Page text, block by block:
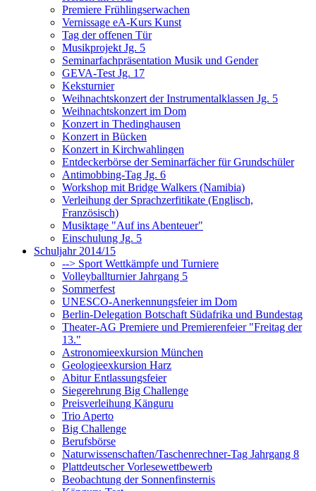
Premiere Frühlingserwachen
Vernissage eA-Kurs Kunst
Tag der offenen Tür
Musikprojekt Jg. 5
Seminarfachpräsentation Musik und Gender
GEVA-Test Jg. 17
Keksturnier
Weihnachtskonzert der Instrumentalklassen Jg. 5
Weihnachtskonzert im Dom
Konzert in Thedinghausen
Konzert in Bücken
Konzert in Kirchwahlingen
Entdeckerbörse der Seminarfächer für Grundschüler
Antimobbing-Tag Jg. 6
Workshop mit Bridge Walkers (Namibia)
Verleihung der Sprachzerfitikate (Englisch,
Französisch)
Musiktage "Auf ins Abenteuer"
Einschulung Jg. 5
Schuljahr 2014/15
--> Sport Wettkämpfe und Turniere
Volleyballturnier Jahrgang 5
Sommerfest
UNESCO-Anerkennungsfeier im Dom
Berlin-Delegation Botschaft Südafrika und Bundestag
Theater-AG Premiere und Premierenfeier "Freitag der
13."
Astronomieexkursion München
Geologieexkursion Harz
Abitur Entlassungsfeier
Siegerehrung Big Challenge
Preisverleihung Känguru
Trio Aperto
Big Challenge
Berufsbörse
Naturwissenschaften/Taschenrechner-Tag Jahrgang 8
Plattdeutscher Vorlesewettbewerb
Beobachtung der Sonnenfinsternis